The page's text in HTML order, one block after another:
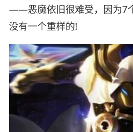
——恶魔依旧很难受，因为7
没有一个重样的!